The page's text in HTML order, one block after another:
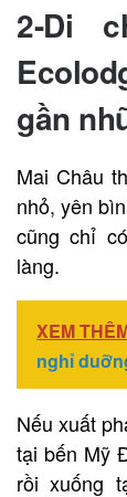
2-Di
gần
Mai Châu
nhỏ, yên
cũng chỉ
làng.
XEM
nghỉ
Nếu xuất
tại bến Mỹ
rồi xuống